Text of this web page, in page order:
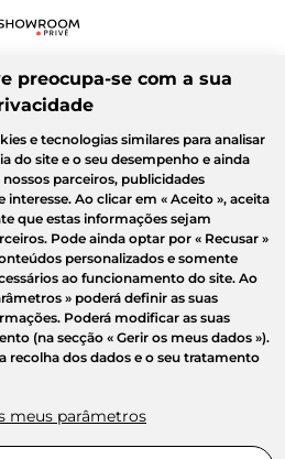
preocupa-se com a sua
e tecnologias similares para analisar
do site e o seu desempenho e ainda
parceiros, publicidades
interesse. Ao clicar em « Aceito », aceita
que estas informações sejam
Pode ainda optar por « Recusar »
personalizados e somente
ao funcionamento do site. Ao
» poderá definir as suas
Poderá modificar as suas
(na secção « Gerir os meus dados »).
recolha dos dados e o seu tratamento
meus parâmetros